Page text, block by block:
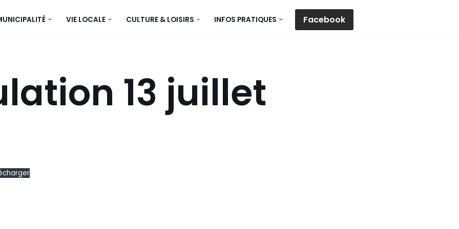
VIE LOCALE CULTURE & LOISIRS INFOS PRATIQUES Facebook
13 juillet